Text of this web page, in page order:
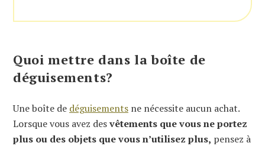
Quoi mettre dans la boîte de
déguisements?
Une boîte de déguisements ne nécessite aucun achat.
Lorsque vous avez desvêtements que vous ne portez
plus ou des objets que vous n’utilisez plus, pensez à